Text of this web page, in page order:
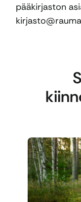
pääkirjaston